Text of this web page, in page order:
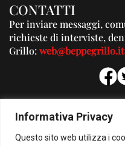
Informativa Privacy
Questo sito web utilizza i
CONTATTI
Per inviare messaggi,
richieste di interviste,
Grillo:web@beppegrillo.it
Per